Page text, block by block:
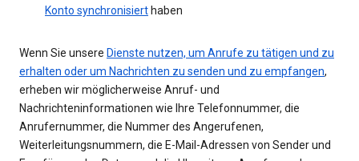
Konto synchronisiert haben
Wenn Sie unsere Dienste nutzen, um Anrufe zu tätigen und zu
erhalten oder um Nachrichten zu senden und zu empfangen,
erheben wir möglicherweise Anruf- und
Nachrichteninformationen wie Ihre Telefonnummer, die
Anrufernummer, die Nummer des Angerufenen,
Weiterleitungsnummern, die E-Mail-Adressen von Sender und